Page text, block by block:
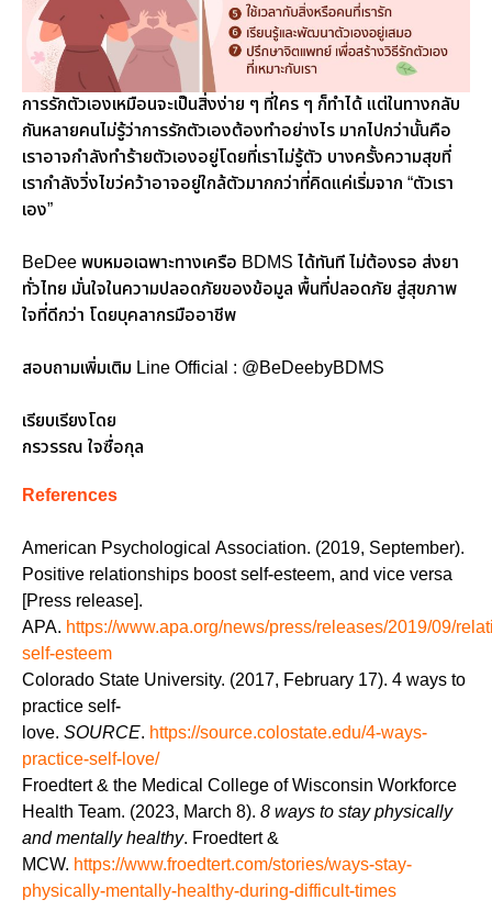
การรักตัวเองเหมือนจะเป็นสิ่งง่าย ๆ ที่ใคร ๆ ก็ทำได้ แต่ในทางกลับ
กันหลายคนไม่รู้ว่าการรักตัวเองต้องทำอย่างไร มากไปกว่านั้นคือ
เราอาจกำลังทำร้ายตัวเองอยู่โดยที่เราไม่รู้ตัว บางครั้งความสุขที่
เรากำลังวิ่งไขว่คว้าอาจอยู่ใกล้ตัวมากกว่าที่คิดแค่เริ่มจาก “ตัวเรา
เอง”
BeDee พบหมอเฉพาะทางเครือ BDMS ได้ทันที ไม่ต้องรอ ส่งยา
ทั่วไทย มั่นใจในความปลอดภัยของข้อมูล พื้นที่ปลอดภัย สู่สุขภาพ
ใจที่ดีกว่า โดยบุคลากรมืออาชีพ
สอบถามเพิ่มเติม Line Official : @BeDeebyBDMS
เรียบเรียงโดย
กรวรรณ ใจซื่อกุล
References
American Psychological Association. (2019, September).
Positive relationships boost self-esteem, and vice versa
[Press release].
APA. https://www.apa.org/news/press/releases/2019/09/
self-esteem
Colorado State University. (2017, February 17). 4 ways to
practice self-
love. SOURCE. https://source.colostate.edu/4-ways-
practice-self-love/
Froedtert & the Medical College of Wisconsin Workforce
Health Team. (2023, March 8). 8 ways to stay physically
and mentally healthy. Froedtert &
MCW. https://www.froedtert.com/stories/ways-stay-
physically-mentally-healthy-during-difficult-times